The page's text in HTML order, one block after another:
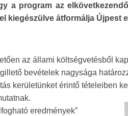
a program az
kiegészülve átformálja Újpest
az állami költségvetésből
bevételek nagysága
kerületünket érintő tételeiben
eredmények”